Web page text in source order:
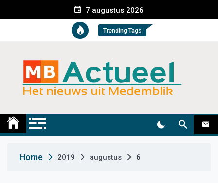
e
t
7 augustus 2026
Trending Tags
Medemblik Actueel
Home 2019 augustus 6